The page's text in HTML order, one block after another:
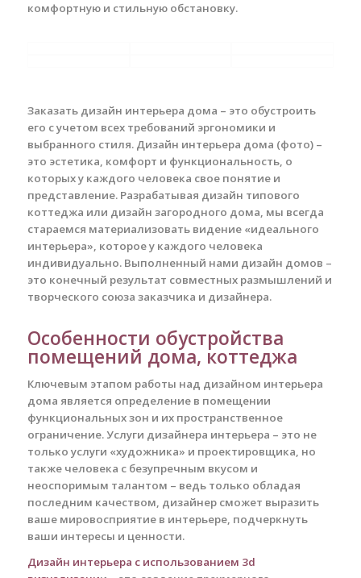
комфортную и стильную обстановку.
Заказать дизайн интерьера дома – это обустроить
его с учетом всех требований эргономики и
выбранного стиля. Дизайн интерьера дома (фото) –
это эстетика, комфорт и функциональность, о
которых у каждого человека свое понятие и
представление. Разрабатывая дизайн типового
коттеджа или дизайн загородного дома, мы всегда
стараемся материализовать видение «идеального
интерьера», которое у каждого человека
индивидуально. Выполненный нами дизайн домов –
это конечный результат совместных размышлений и
творческого союза заказчика и дизайнера.
Особенности обустройства
помещений дома, коттеджа
Ключевым этапом работы над дизайном интерьера
дома является определение в помещении
функциональных зон и их пространственное
ограничение. Услуги дизайнера интерьера – это не
только услуги «художника» и проектировщика, но
также человека с безупречным вкусом и
неоспоримым талантом – ведь только обладая
последним качеством, дизайнер сможет выразить
ваше мировосприятие в интерьере, подчеркнуть
ваши интересы и ценности.
Дизайн интерьера с использованием 3d